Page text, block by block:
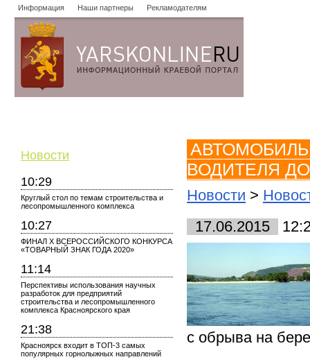
Информация Наши партнеры Рекламодателям
Новости
10:29
Круглый стол по темам строительства и
лесопромышленного комплекса
10:27
ФИНАЛ X ВСЕРОССИЙСКОГО КОНКУРСА
«ТОВАРНЫЙ ЗНАК ГОДА 2020»
11:14
Перспективы использования научных
разработок для предприятий
строительства и лесопромышленного
комплекса Красноярского края
21:38
Красноярск входит в ТОП-3 самых
популярных горнолыжных направлений
ВОДИТЕЛЯ
Новости >
17.06.2015
с обрыва на